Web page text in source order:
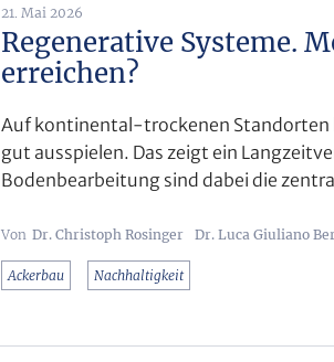
21. Mai 2026
Regenerative Systeme.
erreichen?
Auf kontinental-trockenen Standorten
gut ausspielen. Das zeigt ein
Bodenbearbeitung sind dabei die
Dr. Christoph Rosinger Dr. Luca Giuliano
Ackerbau Nachhaltigkeit